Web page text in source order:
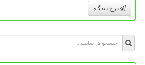
درج دیدگاه